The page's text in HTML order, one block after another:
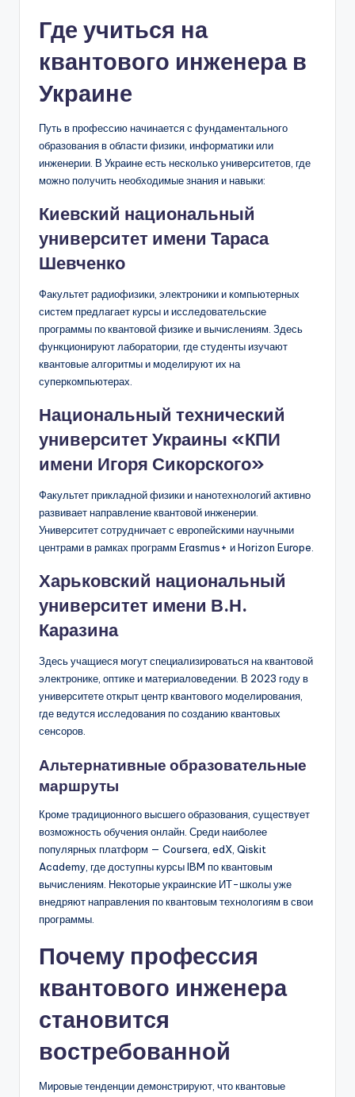
Где учиться на
квантового инженера в
Украине
Путь в профессию начинается с фундаментального
образования в области физики, информатики или
инженерии. В Украине есть несколько университетов, где
можно получить необходимые знания и навыки:
Киевский национальный
университет имени Тараса
Шевченко
Факультет радиофизики, электроники и компьютерных
систем предлагает курсы и исследовательские
программы по квантовой физике и вычислениям. Здесь
функционируют лаборатории, где студенты изучают
квантовые алгоритмы и моделируют их на
суперкомпьютерах.
Национальный технический
университет Украины «КПИ
имени Игоря Сикорского»
Факультет прикладной физики и нанотехнологий активно
развивает направление квантовой инженерии.
Университет сотрудничает с европейскими научными
центрами в рамках программ Erasmus+ и Horizon Europe.
Харьковский национальный
университет имени В.Н.
Каразина
Здесь учащиеся могут специализироваться на квантовой
электронике, оптике и материаловедении. В 2023 году в
университете открыт центр квантового моделирования,
где ведутся исследования по созданию квантовых
сенсоров.
Альтернативные образовательные
маршруты
Кроме традиционного высшего образования, существует
возможность обучения онлайн. Среди наиболее
популярных платформ — Coursera, edX, Qiskit
Academy, где доступны курсы IBM по квантовым
вычислениям. Некоторые украинские ИТ-школы уже
внедряют направления по квантовым технологиям в свои
программы.
Почему профессия
квантового инженера
становится
востребованной
Мировые тенденции демонстрируют, что квантовые